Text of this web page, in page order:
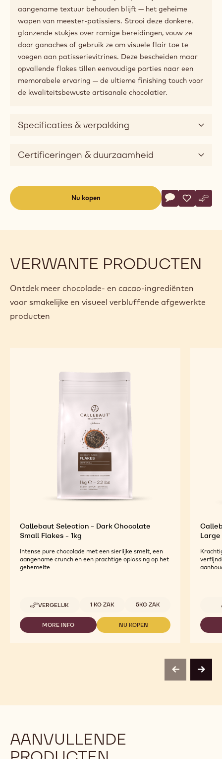
aangename textuur behouden blijft — het geheime
wapen van meester-patissiers. Strooi deze donkere,
glanzende stukjes over romige bereidingen, vouw ze
door ganaches of gebruik ze om visuele flair toe te
voegen aan patisserievitrines. Deze bescheiden maar
opvallende flakes tillen eenvoudige porties naar een
memorabele ervaring — de ultieme finishing touch voor
de kwaliteitsbewuste artisanale chocolatier.
Specificaties & verpakking
Certificeringen & duurzaamheid
Nu kopen
Actions
Schrijf een
- Callebaut
Opslaan
- -
VERWANTE PRODUCTEN
Ontdek meer chocolade- en cacao-ingrediënten
voor smakelijke en visueel verbluffende afgewerkte
producten
Callebaut Selection - Dark Chocolate
Small Flakes - 1kg
Intense pure chocolade met een sierlijke smelt, een
aangename crunch en een prachtige oplossing op het
gehemelte.
VERGELIJK
-
CALLEBAUT
SELECTION
-
Beschikbare maten
1 KG ZAK 5KG ZAK
MORE INFO
-
NU KOPEN
-
previousnext
AANVULLENDE